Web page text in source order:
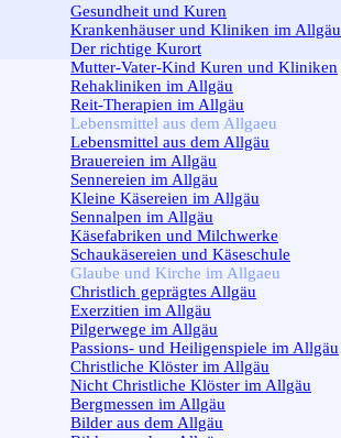
Gesundheit und Kuren
Krankenhäuser und Kliniken im Allgäu
Der richtige Kurort
Mutter-Vater-Kind Kuren und Kliniken
Rehakliniken im Allgäu
Reit-Therapien im Allgäu
Lebensmittel aus dem Allgaeu
Lebensmittel aus dem Allgäu
Brauereien im Allgäu
Sennereien im Allgäu
Kleine Käsereien im Allgäu
Sennalpen im Allgäu
Käsefabriken und Milchwerke
Schaukäsereien und Käseschule
Glaube und Kirche im Allgaeu
Christlich geprägtes Allgäu
Exerzitien im Allgäu
Pilgerwege im Allgäu
Passions- und Heiligenspiele im Allgäu
Christliche Klöster im Allgäu
Nicht Christliche Klöster im Allgäu
Bergmessen im Allgäu
Bilder aus dem Allgäu